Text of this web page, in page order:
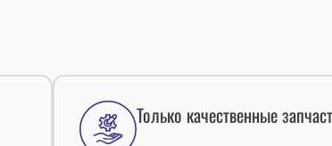
Только качественные